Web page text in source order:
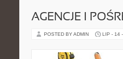
AGENCJE I
POSTED BY ADMIN LIP - 14